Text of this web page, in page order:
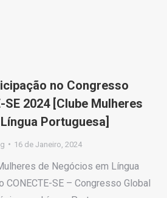
no Congresso
SE 2024 [Clube Mulheres
Portuguesa]
16 de Janeiro, 2024
de Negócios em Língua
CONECTE-SE – Congresso Global